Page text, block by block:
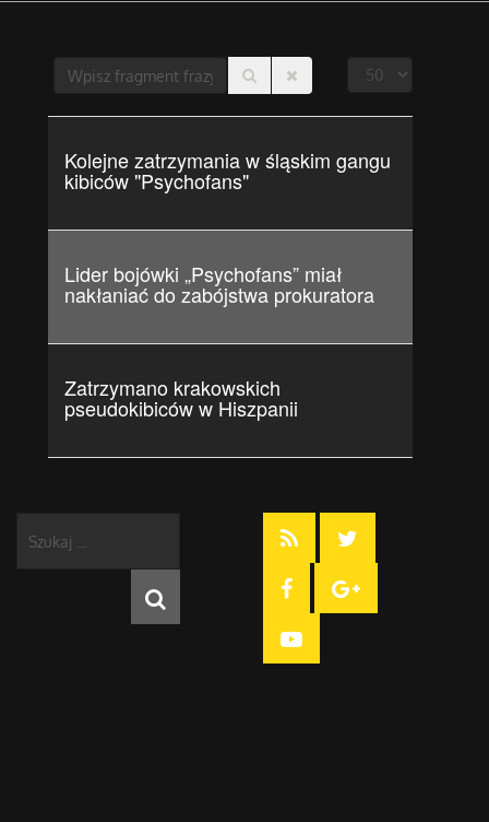
Wpisz
fragment
Display
Kolejne zatrzymania w śląskim gangu
kibiców "Psychofans"
Lider bojówki „Psychofans” miał
nakłaniać do zabójstwa prokuratora
Zatrzymano krakowskich
pseudokibiców w Hiszpanii